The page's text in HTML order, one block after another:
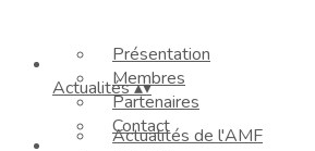
Présentation
Membres
Partenaires
Contact
Actualités▴▾
Actualités de l'AMF